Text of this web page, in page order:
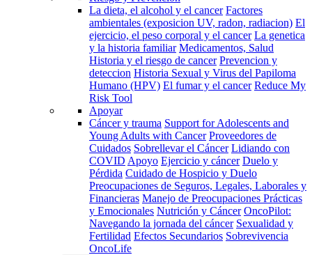
La dieta, el alcohol y el cancer Factores
ambientales (exposicion UV, radon, radiacion) El
ejercicio, el peso corporal y el cancer La genetica
y la historia familiar Medicamentos, Salud
Historia y el riesgo de cancer Prevencion y
deteccion Historia Sexual y Virus del Papiloma
Humano (HPV) El fumar y el cancer Reduce My
Risk Tool
Apoyar
Cáncer y trauma Support for Adolescents and
Young Adults with Cancer Proveedores de
Cuidados Sobrellevar el Cáncer Lidiando con
COVID Apoyo Ejercicio y cáncer Duelo y
Pérdida Cuidado de Hospicio y Duelo
Preocupaciones de Seguros, Legales, Laborales y
Financieras Manejo de Preocupaciones Prácticas
y Emocionales Nutrición y Cáncer OncoPilot:
Navegando la jornada del cáncer Sexualidad y
Fertilidad Efectos Secundarios Sobrevivencia
OncoLife